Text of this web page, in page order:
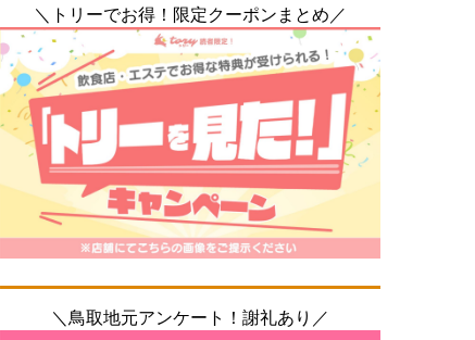
＼トリーでお得！限定クーポンまとめ／
＼鳥取地元アンケート！謝礼あり／